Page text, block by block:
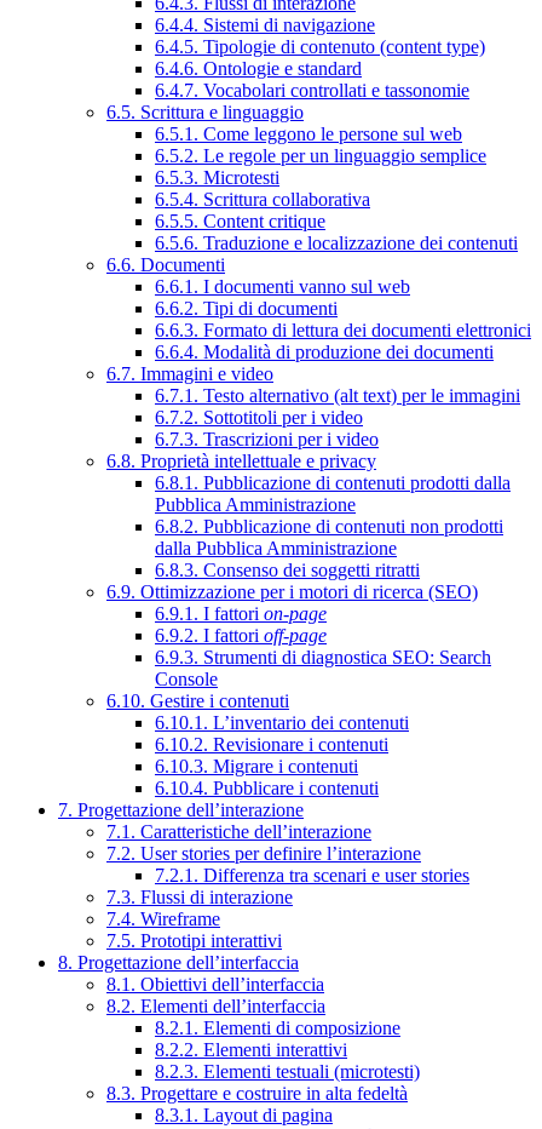
6.4.4. Sistemi di navigazione
6.4.5. Tipologie di contenuto (content type)
6.4.6. Ontologie e standard
6.4.7. Vocabolari controllati e tassonomie
6.5. Scrittura e linguaggio
6.5.1. Come leggono le persone sul web
6.5.2. Le regole per un linguaggio semplice
6.5.3. Microtesti
6.5.4. Scrittura collaborativa
6.5.5. Content critique
6.5.6. Traduzione e localizzazione dei contenuti
6.6. Documenti
6.6.1. I documenti vanno sul web
6.6.2. Tipi di documenti
6.6.3. Formato di lettura dei documenti elettronici
6.6.4. Modalità di produzione dei documenti
6.7. Immagini e video
6.7.1. Testo alternativo (alt text) per le immagini
6.7.2. Sottotitoli per i video
6.7.3. Trascrizioni per i video
6.8. Proprietà intellettuale e privacy
6.8.1. Pubblicazione di contenuti prodotti dalla
Pubblica Amministrazione
6.8.2. Pubblicazione di contenuti non prodotti
dalla Pubblica Amministrazione
6.8.3. Consenso dei soggetti ritratti
6.9. Ottimizzazione per i motori di ricerca (SEO)
6.9.1. I fattori on-page
6.9.2. I fattori off-page
6.9.3. Strumenti di diagnostica SEO: Search
Console
6.10. Gestire i contenuti
6.10.1. L’inventario dei contenuti
6.10.2. Revisionare i contenuti
6.10.3. Migrare i contenuti
6.10.4. Pubblicare i contenuti
7. Progettazione dell’interazione
7.1. Caratteristiche dell’interazione
7.2. User stories per definire l’interazione
7.2.1. Differenza tra scenari e user stories
7.3. Flussi di interazione
7.4. Wireframe
7.5. Prototipi interattivi
8. Progettazione dell’interfaccia
8.1. Obiettivi dell’interfaccia
8.2. Elementi dell’interfaccia
8.2.1. Elementi di composizione
8.2.2. Elementi interattivi
8.2.3. Elementi testuali (microtesti)
8.3. Progettare e costruire in alta fedeltà
8.3.1. Layout di pagina